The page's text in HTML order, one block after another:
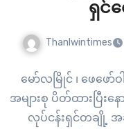
ရှင်
Thanlwintimes
မော်လမြိုင် ၊ ဖေဖော်
အများစု ပိတ်ထားပြီးန
လုပ်ငန်းရှင်တချို့